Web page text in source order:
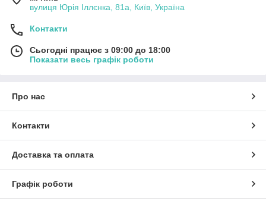
вулиця Юрія Іллєнка, 81а, Київ, Україна
Контакти
Сьогодні працює з 09:00 до 18:00
Показати весь графік роботи
Про нас
Контакти
Доставка та оплата
Графік роботи